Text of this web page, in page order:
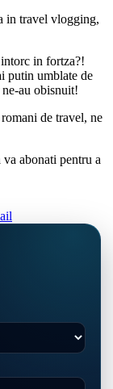
in travel vlogging,
intorc in fortza?!
putin umblate de
au obisnuit!
de travel, ne
va abonati pentru a